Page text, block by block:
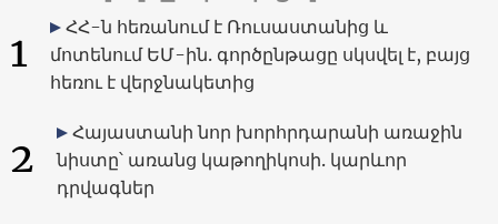
1
ՀՀ-ն հեռանում է Ռուսաստանից և
մոտենում ԵՄ-ին. գործընթացը սկսվել է, բայց
հեռու է վերջնակետից
2
Հայաստանի նոր խորհրդարանի առաջին
նիստը՝ առանց կաթողիկոսի. կարևոր
դրվագներ